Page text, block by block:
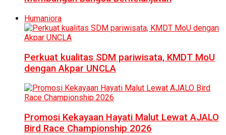
Humaniora
Perkuat kualitas SDM pariwisata, KMDT MoU
dengan Akpar UNCLA
Promosi Kekayaan Hayati Malut Lewat AJALO
Bird Race Championship 2026